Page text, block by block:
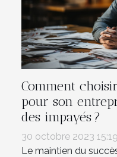
Comment
pour son
des impayés ?
30 octobre 2023 15:19
Le maintien du